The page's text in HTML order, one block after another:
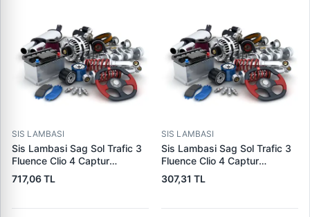
SIS LAMBASI
Sis Lambasi Sag Sol Trafic 3
Fluence Clio 4 Captur
Megane 4 Talisman Latitude
Symbol Dacia Sandero 3 ( |
261500097R
717,06 TL
SIS LAMBASI
Sis Lambasi Sag Sol Trafic 3
Fluence Clio 4 Captur
Megane 4 Talisman Latitude
Symbol Dacia Sandero 3 |
261500097R
307,31 TL